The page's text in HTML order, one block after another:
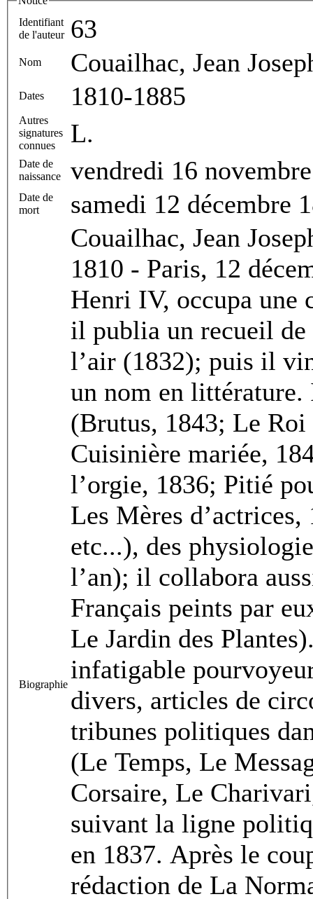
Identifiant
de l'auteur 63
Nom Couailhac, Jean
Dates 1810-1885
Autres
signatures
connues
L.
Date de
naissance
vendredi 16
Date de
mort
samedi 12 décembre
Biographie
Couailhac, Jean
1810 - Paris, 12
Henri IV, occupa une
il publia un recueil de
l’air (1832); puis il
un nom en littérature.
(Brutus, 1843; Le Roi
Cuisinière mariée,
l’orgie, 1836; Pitié
Les Mères
etc...), des
l’an); il collabora
Français peints par
Le Jardin des
infatigable
divers, articles de
tribunes politiques
(Le Temps, Le
Corsaire, Le
suivant la ligne
en 1837. Après le
rédaction de La